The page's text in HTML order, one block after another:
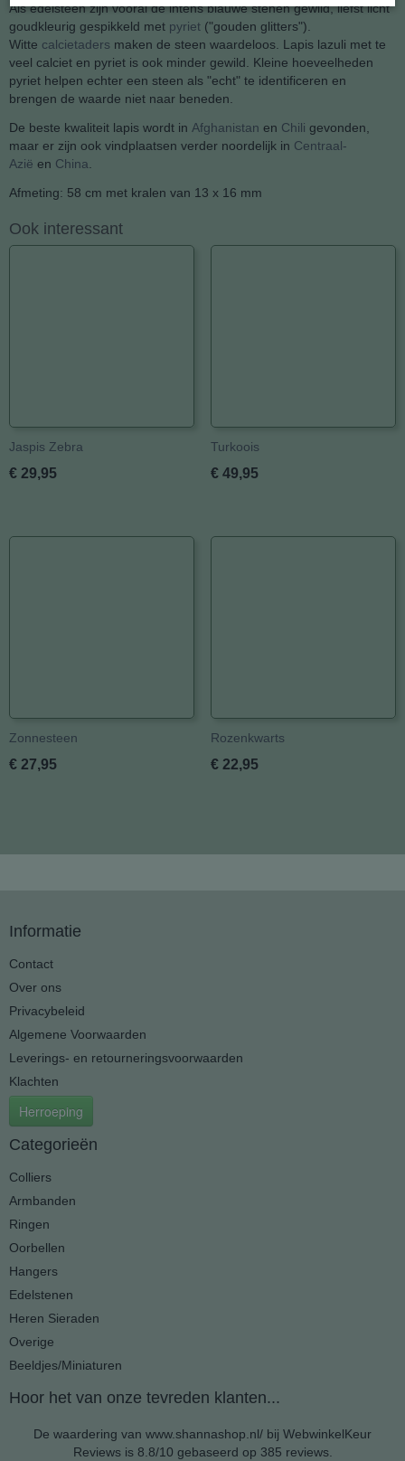
Als edelsteen zijn vooral de intens blauwe stenen gewild, liefst licht
goudkleurig gespikkeld met pyriet ("gouden glitters").
Witte calcietaders maken de steen waardeloos. Lapis lazuli met te
veel calciet en pyriet is ook minder gewild. Kleine hoeveelheden
pyriet helpen echter een steen als "echt" te identificeren en
brengen de waarde niet naar beneden.
De beste kwaliteit lapis wordt in Afghanistan en Chili gevonden,
maar er zijn ook vindplaatsen verder noordelijk in Centraal-
Azië en China
Afmeting: 58 cm met kralen van 13 x 16 mm
Ook interessant
Jaspis Zebra
€ 29,95
Turkoois
€ 49,95
Zonnesteen
€ 27,95
Rozenkwarts
€ 22,95
Informatie
Contact
Over ons
Privacybeleid
Algemene Voorwaarden
Leverings- en retourneringsvoorwaarden
Klachten
Herroeping
Categorieën
Colliers
Armbanden
Ringen
Oorbellen
Hangers
Edelstenen
Heren Sieraden
Overige
Beeldjes/Miniaturen
Hoor het van onze tevreden klanten...
De waardering van www.shannashop.nl/ bij WebwinkelKeur
Reviewsis 8.8/10 gebaseerd op 385 reviews.